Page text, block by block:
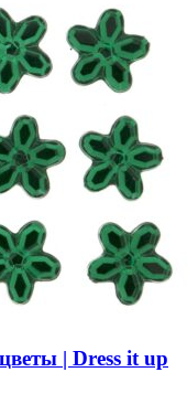
| Dress it up